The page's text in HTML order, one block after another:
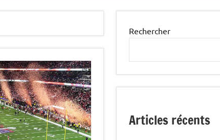
Rechercher
Articles récents